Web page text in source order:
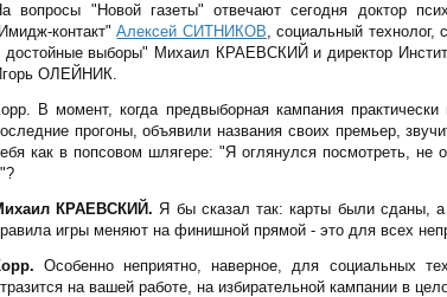
вопросы "Новой газеты" отвечают сегодня доктор
контакт"Алексей СИТНИКОВ, социальный технолог,
достойные выборы" Михаил КРАЕВСКИЙ и директор
ОЛЕЙНИК.
В момент, когда предвыборная кампания
прогоны, объявили названия своих премьер,
как в попсовом шлягере: "Я оглянулся посмотреть, не
КРАЕВСКИЙ. Я бы сказал так: карты были сданы, а
игры меняют на финишной прямой - это для всех
Особенно неприятно, наверное, для социальных
на вашей работе, на избирательной кампании в